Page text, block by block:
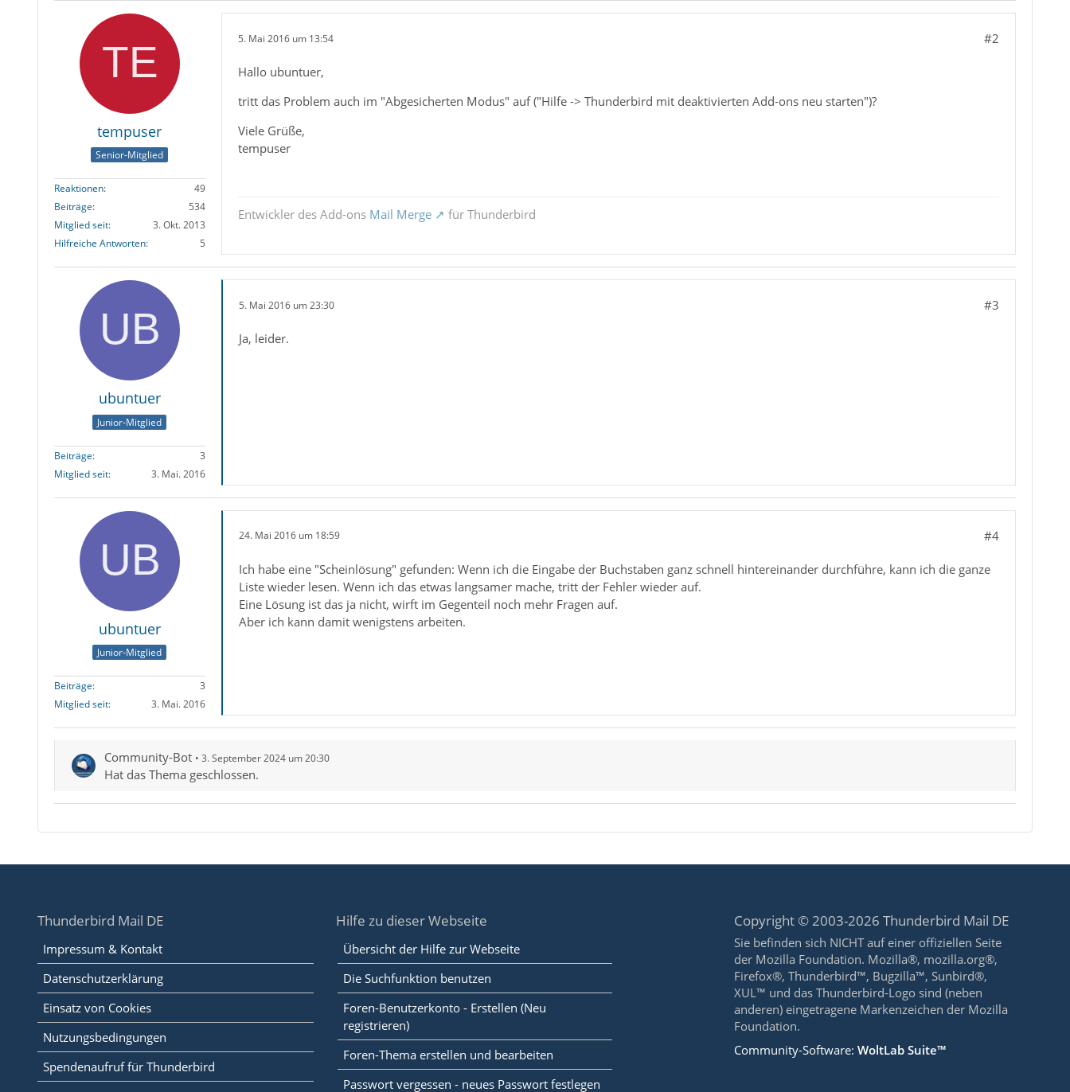
tempuser
Senior-Mitglied
Reaktionen
49
Beiträge
534
Mitglied seit
3. Okt. 2013
Hilfreiche Antworten
5
5. Mai 2016 um 13:54 #2
Hallo ubuntuer,
tritt das Problem auch im "Abgesicherten Modus" auf ("Hilfe -> Thunderbird mit deaktivierten Add-ons neu starten")?
Viele Grüße,
tempuser
Entwickler des Add-ons Mail Merge für Thunderbird
ubuntuer
Junior-Mitglied
Beiträge
3
Mitglied seit
3. Mai. 2016
5. Mai 2016 um 23:30 #3
Ja, leider.
ubuntuer
Junior-Mitglied
Beiträge
3
Mitglied seit
3. Mai. 2016
24. Mai 2016 um 18:59 #4
Ich habe eine "Scheinlösung" gefunden: Wenn ich die Eingabe der Buchstaben ganz schnell hintereinander durchführe, kann ich die ganze
Liste wieder lesen. Wenn ich das etwas langsamer mache, tritt der Fehler wieder auf.
Eine Lösung ist das ja nicht, wirft im Gegenteil noch mehr Fragen auf.
Aber ich kann damit wenigstens arbeiten.
Community-Bot 3. September 2024 um 20:30
Hat das Thema geschlossen.
Thunderbird Mail DE
Impressum & Kontakt
Datenschutzerklärung
Einsatz von Cookies
Nutzungsbedingungen
Spendenaufruf für Thunderbird
Hilfe zu dieser Webseite
Übersicht der Hilfe zur Webseite
Die Suchfunktion benutzen
Foren-Benutzerkonto - Erstellen (Neu
registrieren)
Foren-Thema erstellen und bearbeiten
Passwort vergessen - neues Passwort festlegen
Copyright © 2003-2026 Thunderbird Mail DE
Sie befinden sich NICHT auf einer offiziellen Seite
der Mozilla Foundation. Mozilla®, mozilla.org®,
Firefox®, Thunderbird™, Bugzilla™, Sunbird®,
XUL™ und das Thunderbird-Logo sind (neben
anderen) eingetragene Markenzeichen der Mozilla
Foundation.
Community-Software:WoltLab Suite™